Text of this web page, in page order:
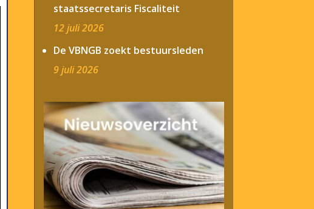
staatssecretaris Fiscaliteit
12 juli 2026
De VBNGB zoekt bestuursleden
9 juli 2026